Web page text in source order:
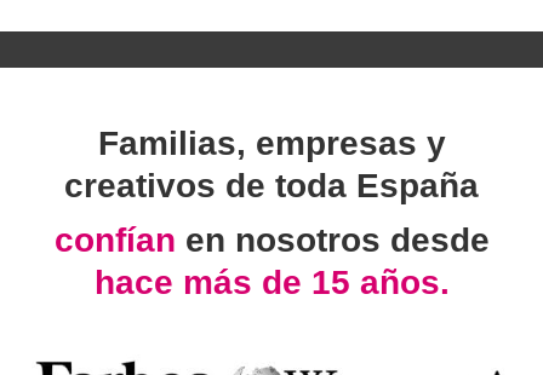
Familias, empresas y
creativos de toda España
confían en nosotros desde
hace más de 15 años.